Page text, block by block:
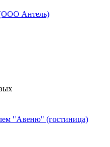
Антель)
"Авеню" (гостиница)